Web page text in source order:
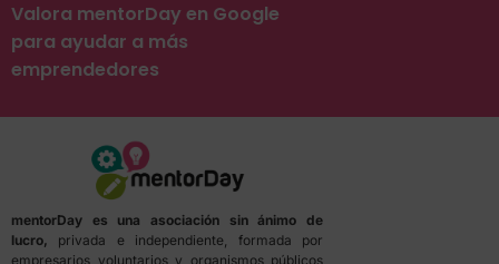
Valora mentorDay en Google
para ayudar a más
emprendedores
mentorDay es una asociación sin ánimo de
lucro, privada e independiente, formada por
empresarios voluntarios y organismos públicos